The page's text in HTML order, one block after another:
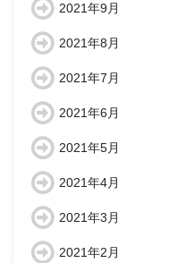
2021年9月
2021年8月
2021年7月
2021年6月
2021年5月
2021年4月
2021年3月
2021年2月